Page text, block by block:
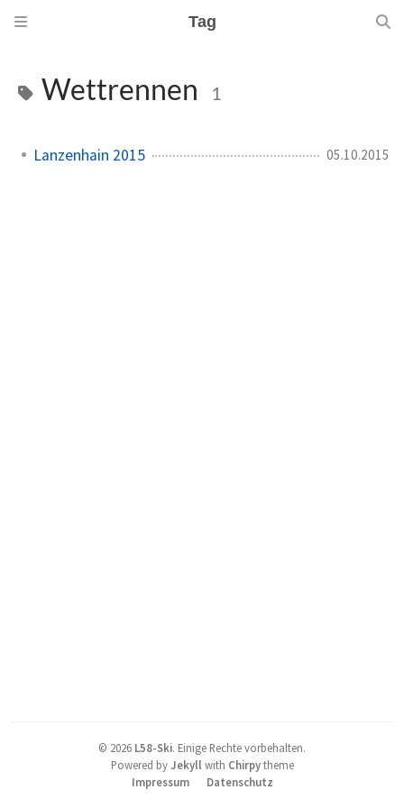
Tag
Wettrennen 1
Lanzenhain 2015 05.10.2015
© 2026 L58-Ski. Einige Rechte vorbehalten.
Powered byJekyll with Chirpytheme
Impressum
Datenschutz